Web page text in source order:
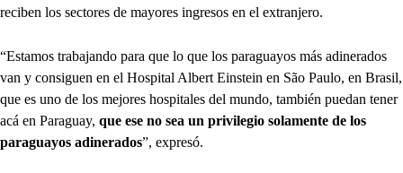
reciben los sectores de mayores ingresos en el extranjero.
“Estamos trabajando para que lo que los paraguayos más adinerados
van y consiguen en el Hospital Albert Einstein en São Paulo, en Brasil,
que es uno de los mejores hospitales del mundo, también puedan tener
acá en Paraguay, que ese no sea un privilegio solamente de los
paraguayos adinerados”, expresó.